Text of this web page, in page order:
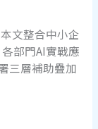
文整合中小企
部門AI實戰應
三層補助疊加